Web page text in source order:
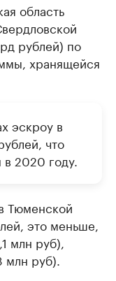
область
рублей) по
хранящейся
эскроу в
что
в 2020 году.
Тюменской
это меньше,
млн руб),
руб).